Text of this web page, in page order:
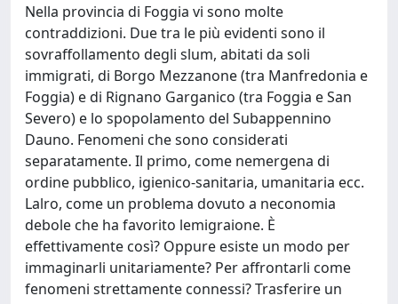
Nella provincia di Foggia vi sono molte
contraddizioni. Due tra le più evidenti sono il
sovraffollamento degli slum, abitati da soli
immigrati, di Borgo Mezzanone (tra Manfredonia e
Foggia) e di Rignano Garganico (tra Foggia e San
Severo) e lo spopolamento del Subappennino
Dauno. Fenomeni che sono considerati
separatamente. Il primo, come nemergena di
ordine pubblico, igienico-sanitaria, umanitaria ecc.
Lalro, come un problema dovuto a neconomia
debole che ha favorito lemigraione. È
effettivamente così? Oppure esiste un modo per
immaginarli unitariamente? Per affrontarli come
fenomeni strettamente connessi? Trasferire un